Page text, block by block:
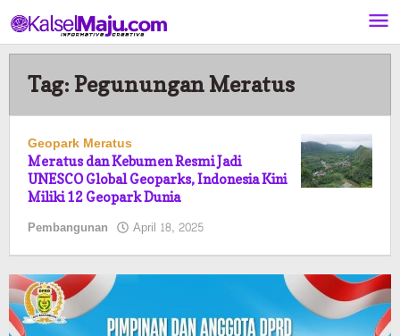
ke
konten
Tag: Pegunungan Meratus
Geopark Meratus
Meratus dan Kebumen Resmi Jadi
UNESCO Global Geoparks, Indonesia Kini
Miliki 12 Geopark Dunia
Pembangunan April 18, 2025